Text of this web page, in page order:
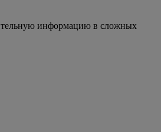
информацию в сложных